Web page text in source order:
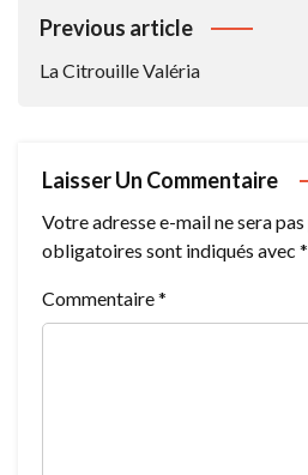
Navigation
L’article
Previous article
La Citrouille Valéria
Laisser Un Commentaire
Votre adresse e-mail ne sera
obligatoires sont indiqués avec *
Commentaire*